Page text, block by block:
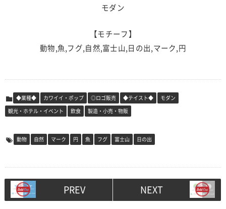
モダン
【モチーフ】
動物,魚,フグ,自然,富士山,日の出,マーク,円
◆業種◆ カワイイ・ポップ ◎ロゴ販売 ◆テイスト◆
モダン
観光・ホテル・イベント
飲食 製造・小売・物販
動物 自然 マーク 円 魚 フグ 富士山 日の出
PREV NEXT